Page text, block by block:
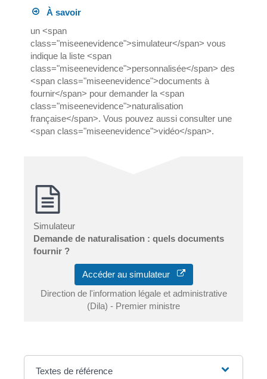
À savoir
un <span
class="miseenevidence">simulateur</span> vous
indique la liste <span
class="miseenevidence">personnalisée</span> des
<span class="miseenevidence">documents à
fournir</span> pour demander la <span
class="miseenevidence">naturalisation
française</span>. Vous pouvez aussi consulter une
<span class="miseenevidence">vidéo</span>.
Simulateur
Demande de naturalisation : quels documents
fournir ?
Accéder au simulateur
Direction de l'information légale et administrative
(Dila) - Premier ministre
Textes de référence